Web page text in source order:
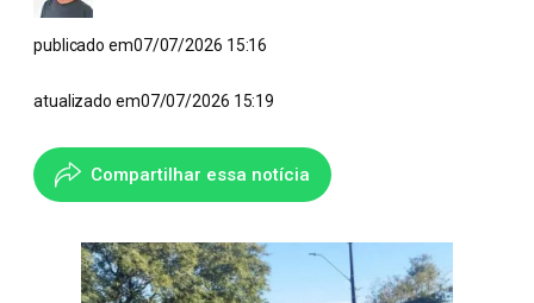
publicado em07/07/2026 15:16
atualizado em07/07/2026 15:19
Compartilhar essa notícia